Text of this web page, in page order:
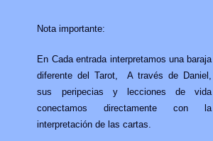
Nota importante:
En Cada entrada interpretamos una baraja
diferente del Tarot, A través de Daniel,
sus peripecias y lecciones de vida
conectamos directamente con la
interpretación de las cartas.